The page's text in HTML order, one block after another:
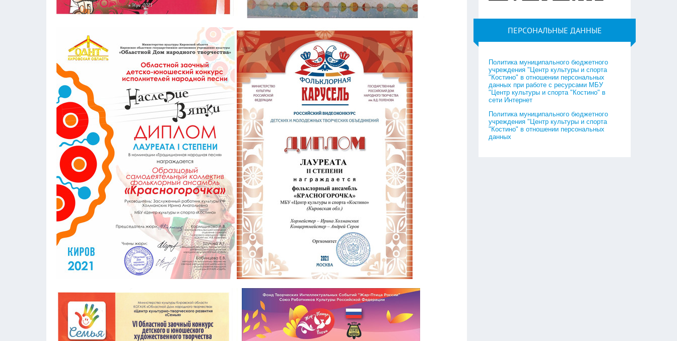
ПЕРСОНАЛЬНЫЕ ДАННЫЕ
Политика муниципального бюджетного
учреждения "Центр культуры и спорта
"Костино" в отношении персональных
данных при работе с ресурсами МБУ
"Центр культуры и спорта "Костино" в
сети Интернет
Политика муниципального бюджетного
учреждения "Центр культуры и спорта
"Костино" в отношении персональных
данных